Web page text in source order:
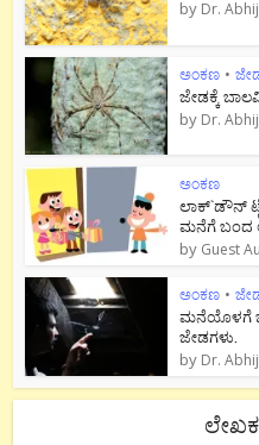
by Dr.
ಅಂಕಣ •
ಜೇಡಕ್ಕೆ
by Dr.
ಅಂಕಣ
ಲಾಕ್`ಡೌನ್
ಮನೆಗೆ ಬಂದ
by Guest
ಅಂಕಣ •
ಮನೆಯೊಳಗೆ
ಜೇಡಗಳು.
by Dr.